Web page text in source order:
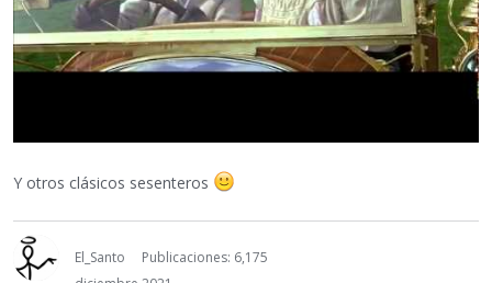
Y otros clásicos sesenteros
El_Santo
Publicaciones: 6,175